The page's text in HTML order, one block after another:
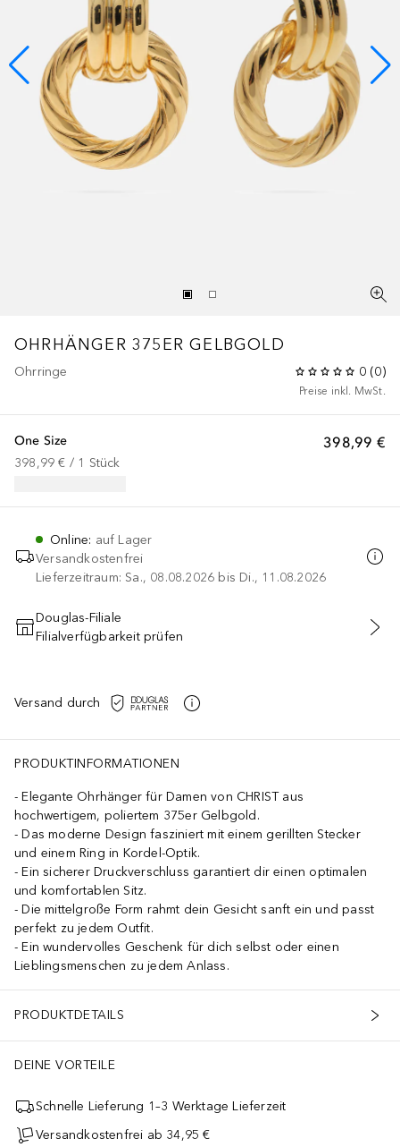
OHRHÄNGER 375ER GELBGOLD
Ohrringe 0 (0)
Preise inkl. MwSt.
398,99 €
One Size
398,99 € / 1 Stück
Online: auf Lager
Versandkostenfrei
Lieferzeitraum: Sa., 08.08.2026 bis Di., 11.08.2026
IN DEN WARENKORB
Douglas-Filiale
Filialverfügbarkeit prüfen
Versand durch
PRODUKTINFORMATIONEN
Elegante Ohrhänger für Damen von CHRIST aus
hochwertigem, poliertem 375er Gelbgold.
Das moderne Design fasziniert mit einem gerillten Stecker
und einem Ring in Kordel-Optik.
Ein sicherer Druckverschluss garantiert dir einen optimalen
und komfortablen Sitz.
Die mittelgroße Form rahmt dein Gesicht sanft ein und passt
perfekt zu jedem Outfit.
Ein wundervolles Geschenk für dich selbst oder einen
Lieblingsmenschen zu jedem Anlass.
PRODUKTDETAILS
DEINE VORTEILE
Schnelle Lieferung 1–3 Werktage Lieferzeit
Versandkostenfrei ab 34,95 €